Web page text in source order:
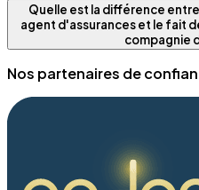
Quelle est la différence
agent d'assurances et le fait
compagnie
Nos partenaires de